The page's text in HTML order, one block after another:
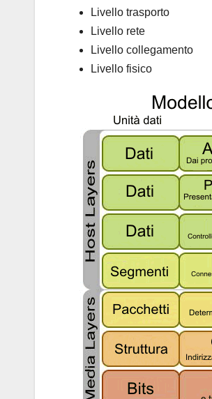
Livello trasporto
Livello rete
Livello collegamento
Livello fisico